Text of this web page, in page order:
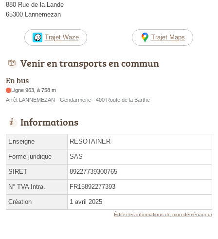
880 Rue de la Lande
65300 Lannemezan
Trajet Waze Trajet Maps
Venir en transports en commun
En bus
Ligne 963, à 758 m
Arrêt LANNEMEZAN - Gendarmerie - 400 Route de la Barthe
Informations
Enseigne RESOTAINER
Forme juridique SAS
SIRET 89227739300765
N° TVA Intra. FR15892277393
Création 1 avril 2025
Éditer les informations de mon déménageur